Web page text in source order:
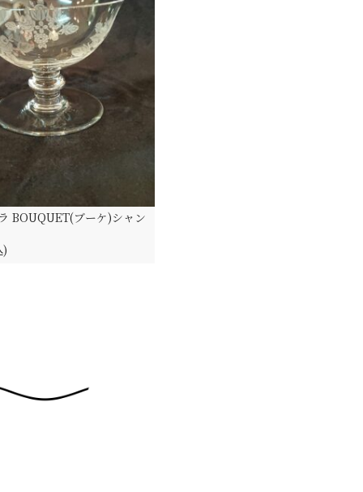
BOUQUET(ブーケ)シャン
)